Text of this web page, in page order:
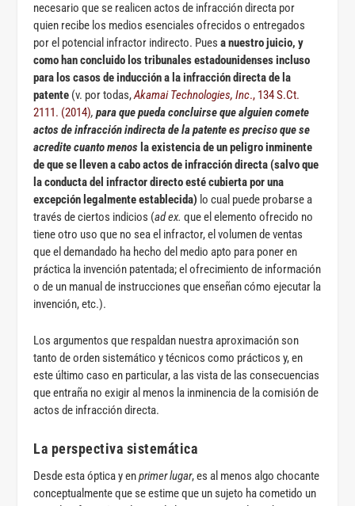
necesario que se realicen actos de infracción directa por
quien recibe los medios esenciales ofrecidos o entregados
por el potencial infractor indirecto. Puesa nuestro juicio, y
como han concluido los tribunales estadounidenses incluso
para los casos de inducción a la infracción directa de la
patente (v. por todas,Akamai Technologies, Inc., 134 S.Ct.
2111. (2014),para que pueda concluirse que alguien comete
actos de infracción indirecta de la patente es preciso que se
acredite cuanto menos la existencia de un peligro inminente
de que se lleven a cabo actos de infracción directa (salvo que
la conducta del infractor directo esté cubierta por una
excepción legalmente establecida) lo cual puede probarse a
través de ciertos indicios (ad ex. que el elemento ofrecido no
tiene otro uso que no sea el infractor, el volumen de ventas
que el demandado ha hecho del medio apto para poner en
práctica la invención patentada; el ofrecimiento de información
o de un manual de instrucciones que enseñan cómo ejecutar la
invención, etc.).
Los argumentos que respaldan nuestra aproximación son
tanto de orden sistemático y técnicos como prácticos y, en
este último caso en particular, a las vista de las consecuencias
que entraña no exigir al menos la inminencia de la comisión de
actos de infracción directa.
La perspectiva sistemática
Desde esta óptica y enprimer lugar, es al menos algo chocante
conceptualmente que se estime que un sujeto ha cometido un